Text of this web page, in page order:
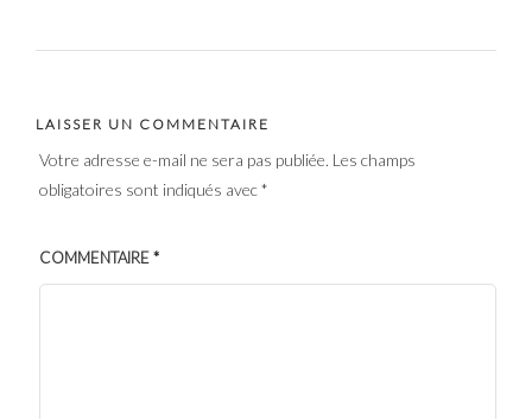
LAISSER UN COMMENTAIRE
Votre adresse e-mail ne sera pas publiée. Les champs
obligatoires sont indiqués avec*
COMMENTAIRE*